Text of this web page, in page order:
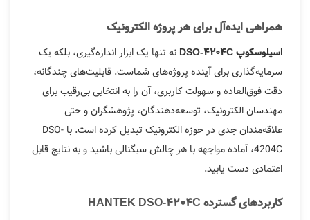
همراهی ایده‌آل برای هر پروژه الکترونیک
اسیلوسکوپ DSO-4204C
نه تنها یک ابزار اندازه‌گیری، بلکه یک
سرمایه‌گذاری برای آینده پروژه‌های شماست. قابلیت‌های چندگانه،
دقت فوق‌العاده و سهولت کاربری، آن را به انتخابی بی‌رقیب برای
مهندسان الکترونیک، توسعه‌دهندگان، پژوهشگران و حتی
علاقه‌مندان جدی در حوزه الکترونیک تبدیل کرده است. با DSO-
4204C، آماده مواجهه با هر چالش سیگنالی باشید و به نتایج قابل
اعتمادی دست یابید.
کاربردهای گسترده HANTEK DSO-4204C